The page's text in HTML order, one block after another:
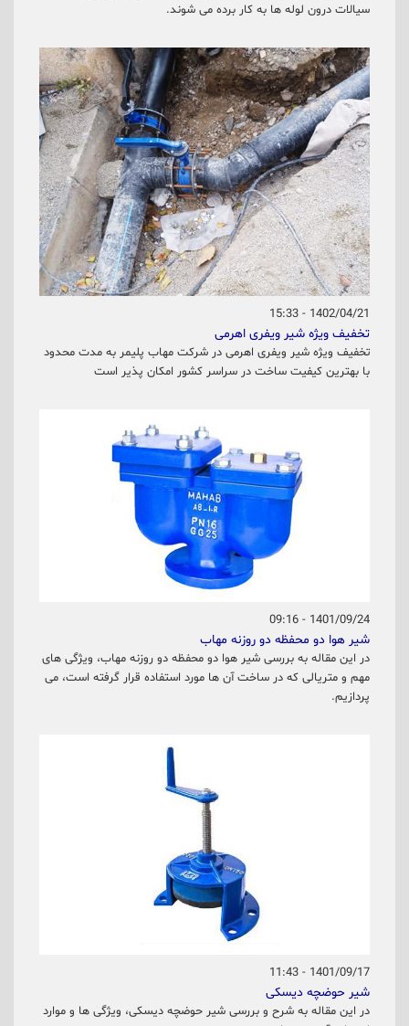
سیالات درون لوله ها به کار برده می شوند.
1402/04/21 - 15:33
تخفیف ویژه شیر ویفری اهرمی
تخفیف ویژه شیر ویفری اهرمی در شرکت مهاب پلیمر به مدت محدود
با بهترین کیفیت ساخت در سراسر کشور امکان پذیر است
1401/09/24 - 09:16
شیر هوا دو محفظه دو روزنه مهاب
در این مقاله به بررسی شیر هوا دو محفظه دو روزنه مهاب، ویژگی های
مهم و متریالی که در ساخت آن ها مورد استفاده قرار گرفته است، می
پردازیم.
1401/09/17 - 11:43
شیر حوضچه دیسکی
در این مقاله به شرح و بررسی شیر حوضچه دیسکی، ویژگی ها و موارد